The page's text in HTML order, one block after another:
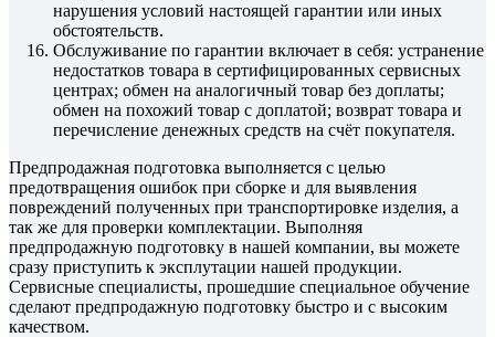
нарушения условий настоящей гарантии или иных
обстоятельств.
Обслуживание по гарантии включает в себя: устранение
недостатков товара в сертифицированных сервисных
центрах; обмен на аналогичный товар без доплаты;
обмен на похожий товар с доплатой; возврат товара и
перечисление денежных средств на счёт покупателя.
Предпродажная подготовка выполняется с целью
предотвращения ошибок при сборке и для выявления
повреждений полученных при транспортировке изделия, а
так же для проверки комплектации. Выполняя
предпродажную подготовку в нашей компании, вы можете
сразу приступить к эксплутации нашей продукции.
Сервисные специалисты, прошедшие специальное обучение
сделают предпродажную подготовку быстро и с высоким
качеством.